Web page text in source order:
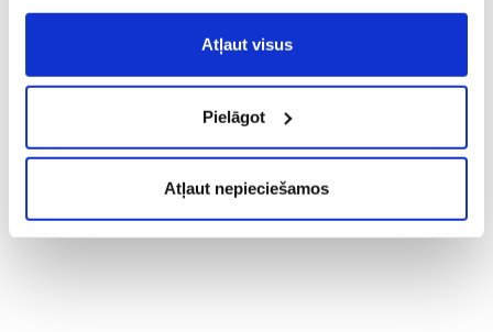
noteikumiem(saīsināti - VVLN).
Atļaut visus
Pielāgot
Atļaut nepieciešamos